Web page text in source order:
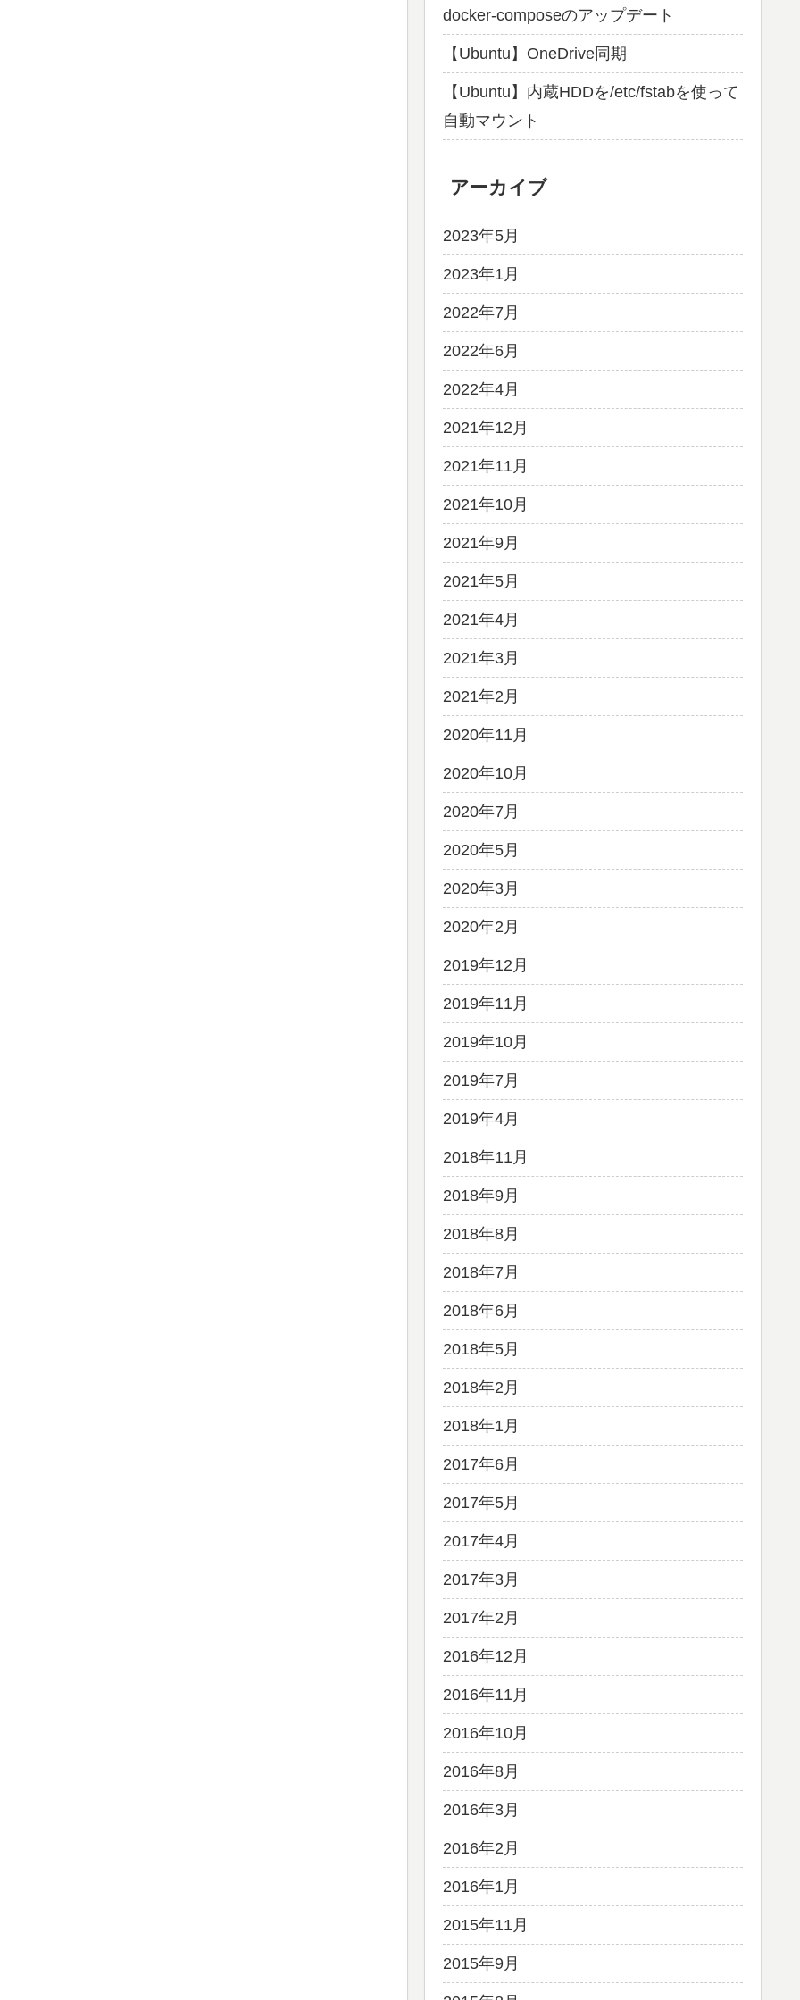
docker-composeのアップデート
【Ubuntu】OneDrive同期
【Ubuntu】内蔵HDDを/etc/fstabを使って
自動マウント
アーカイブ
2023年5月
2023年1月
2022年7月
2022年6月
2022年4月
2021年12月
2021年11月
2021年10月
2021年9月
2021年5月
2021年4月
2021年3月
2021年2月
2020年11月
2020年10月
2020年7月
2020年5月
2020年3月
2020年2月
2019年12月
2019年11月
2019年10月
2019年7月
2019年4月
2018年11月
2018年9月
2018年8月
2018年7月
2018年6月
2018年5月
2018年2月
2018年1月
2017年6月
2017年5月
2017年4月
2017年3月
2017年2月
2016年12月
2016年11月
2016年10月
2016年8月
2016年3月
2016年2月
2016年1月
2015年11月
2015年9月